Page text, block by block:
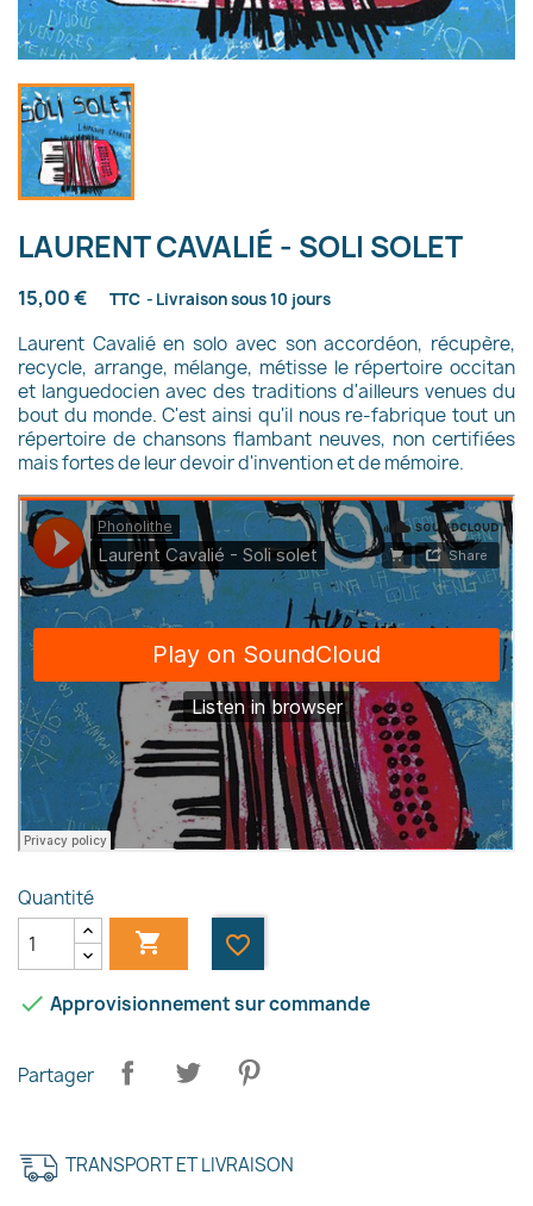
LAURENT CAVALIÉ - SOLI SOLET
15,00 € TTC Livraison sous 10 jours
Laurent Cavalié en solo avec son accordéon, récupère,
recycle, arrange, mélange, métisse le répertoire occitan
et languedocien avec des traditions d'ailleurs venues du
bout du monde. C'est ainsi qu'il nous re-fabrique tout un
répertoire de chansons flambant neuves, non certifiées
mais fortes de leur devoir d'invention et de mémoire.
Quantité
 favorite_border
 Approvisionnement sur commande
Partager
TRANSPORT ET LIVRAISON